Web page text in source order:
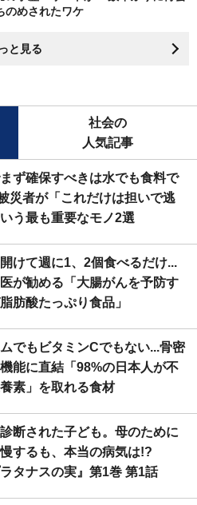
のめされたワケ
と見る
社会の
人気記事
ず確保すべきは水でも食料で
災者が「これだけは担いで逃
う最も重要なモノ2選
けて週に1、2個食べるだけ...
が勧める「大腸がんを予防す
肪酸たっぷり食品」
でもビタミンCでもない...骨密
能に直結「98%の日本人が不
素」を取れる食材
断された子ども。母のために
するも、本当の病気は!?
タナスの実』第1巻 第1話